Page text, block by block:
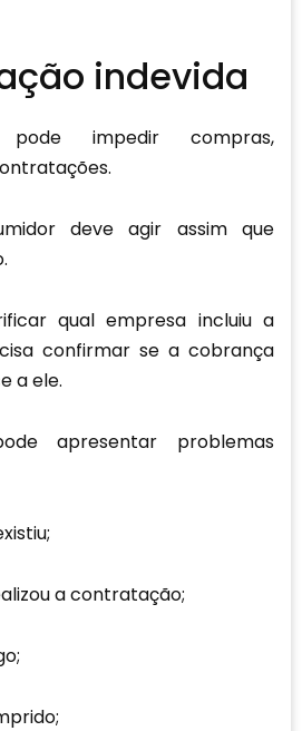
indevida
impedir compras,
deve agir assim que
qual empresa incluiu a
confirmar se a cobrança
a ele.
apresentar problemas
a contratação;